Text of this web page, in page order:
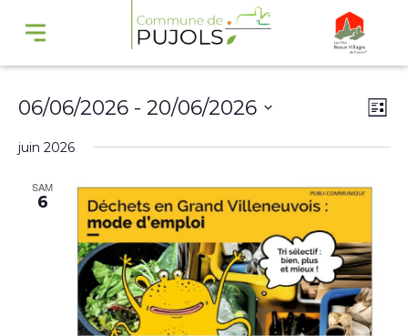
Liste
06/06/2026 - 20/06/2026
date.
juin 2026
SAM
6